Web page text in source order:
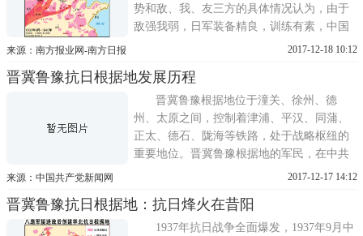
势和敌、我、友三方的具体情况认为，由于
敌强我弱，日军装备精良，训练有素，中国
在军事上单靠正面防御是难以取胜的，还必
于敌小我大，就决定了日军在中国占据的地
域越大，兵力就越不足，只能控制主要交通
线和城镇。这样，敌后广大乡村地...
来源：南方报业网-南方日报 2017-12-18 10:12
晋冀鲁豫抗日根据地发展历程
晋冀鲁豫根据地位于潼关、徐州、德
州、太原之间，控制着津浦、平汉、同蒲、
正太、德石、陇海等铁路，处于战略枢纽的
重要地位。晋冀鲁豫根据地的军民，在中共
晋冀鲁豫中央局、边区政府和军区的领导
他根据地一起，夺取了抗日战争和解放战争
的胜利。晋冀鲁豫战略根据地，由太行、太
来源：中国共产党新闻网 2017-12-17 14:12
晋冀鲁豫抗日根据地：抗日烽火在昔阳
1937年抗日战争全面爆发，1937年9月中